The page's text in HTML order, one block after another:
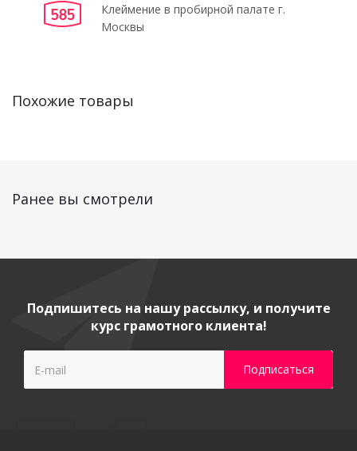
Клеймение в пробирной палате г.
Москвы
Похожие товары
Ранее вы смотрели
Подпишитесь на нашу рассылку, и получите
курс грамотного клиента!